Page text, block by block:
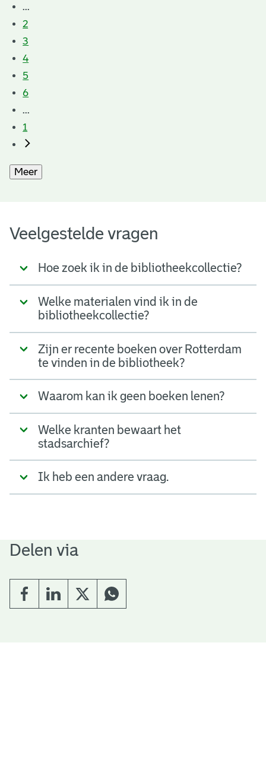
...
2
3
4
5
6
...
1
Meer
Veelgestelde vragen
Hoe zoek ik in de bibliotheekcollectie?
Welke materialen vind ik in de
bibliotheekcollectie?
Zijn er recente boeken over Rotterdam
te vinden in de bibliotheek?
Waarom kan ik geen boeken lenen?
Welke kranten bewaart het
stadsarchief?
Ik heb een andere vraag.
Delen via